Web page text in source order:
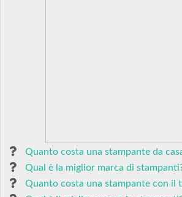
Quanto costa una stampante da
Qual è la miglior marca di
Quanto costa una stampante con il